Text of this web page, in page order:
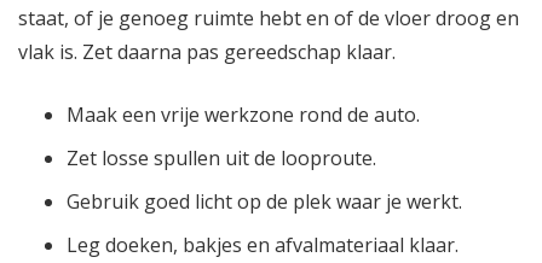
staat, of je genoeg ruimte hebt en of de vloer droog en
vlak is. Zet daarna pas gereedschap klaar.
Maak een vrije werkzone rond de auto.
Zet losse spullen uit de looproute.
Gebruik goed licht op de plek waar je werkt.
Leg doeken, bakjes en afvalmateriaal klaar.